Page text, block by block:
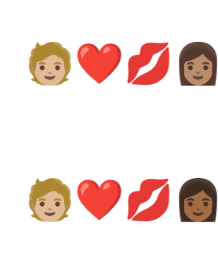
🧑🏼‍❤️‍💋‍👩🏽
🧑🏼‍❤️‍💋‍👩🏾